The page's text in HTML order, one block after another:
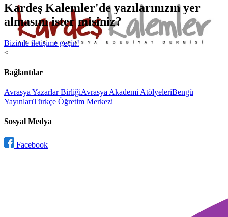
Kardeş Kalemler'de yazılarınızın yer
almasını ister misiniz?
Bizimle iletişime geçin!
<
Bağlantılar
Avrasya Yazarlar BirliğiAvrasya Akademi AtölyeleriBengü
YayınlarıTürkçe Öğretim Merkezi
Sosyal Medya
Facebook